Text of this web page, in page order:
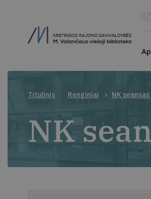
Titulinis Renginiai NK
NK